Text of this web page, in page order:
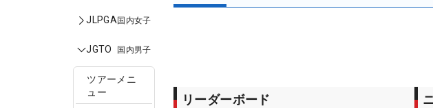
JLPGA国内女子
JGTO 国内男子
ツアーメニ
ュー
リーダーボード